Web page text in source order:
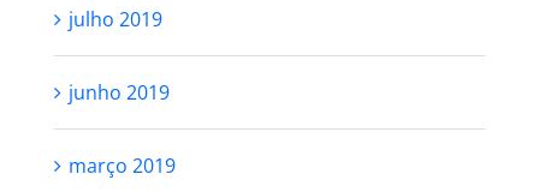
julho 2019
junho 2019
março 2019